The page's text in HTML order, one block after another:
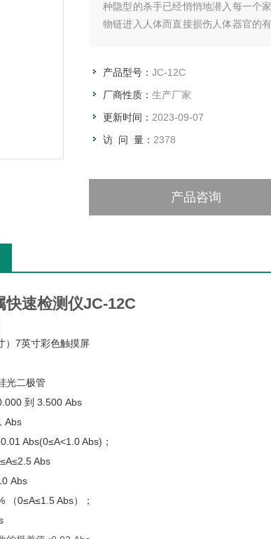
种隐型的杀手已经悄悄地潜入每一个
物链进入人体而直接损伤人体器官的
产品型号： JC-12C
厂商性质： 生产厂家
更新时间： 2023-09-07
访 问 量： 2378
产品咨询
快速检测仪JC-12C
）7英寸彩色触摸屏
光二极管
到 3.500 Abs
Abs
Abs(0≤A<1.0 Abs)；
Abs
Abs
（0≤A≤1.5 Abs）；